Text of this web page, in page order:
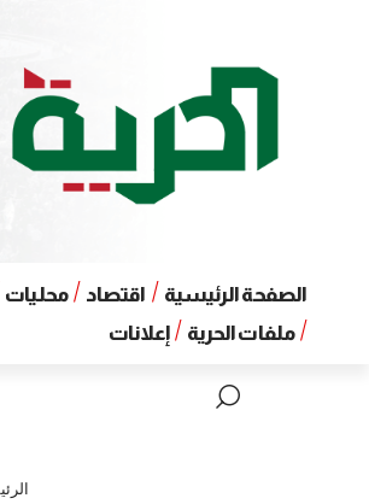
الصفحة الرئيسية اقتصاد محليات
ملفات الحرية
إعلانات